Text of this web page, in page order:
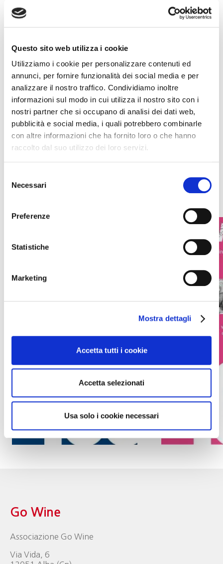
Questo sito web utilizza i cookie
Utilizziamo i cookie per personalizzare contenuti ed
annunci, per fornire funzionalità dei social media e per
analizzare il nostro traffico. Condividiamo inoltre
informazioni sul modo in cui utilizza il nostro sito con i
nostri partner che si occupano di analisi dei dati web,
pubblicità e social media, i quali potrebbero combinarle
con altre informazioni che ha fornito loro o che hanno
raccolto dal suo utilizzo dei loro servizi.
delNecessari
Preferenze
Statistiche
Marketing
Mostra dettagli
Accetta tutti i cookie
Accetta selezionati
Usa solo i cookie necessari
Anno uscita :
Go Wine Impresa Sociale
Barolo e Terroir
Percorsi in Salento
Notizie dai Club Go Wine
Ultime riviste
Go Wine
Associazione Go Wine
Via Vida, 6